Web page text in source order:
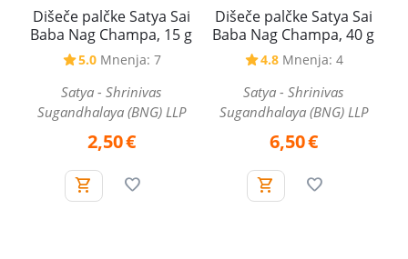
Dišeče palčke Satya Sai
Baba Nag Champa, 15 g
5.0 Mnenja: 7
Satya - Shrinivas
Sugandhalaya (BNG) LLP
2,50€
Dišeče palčke Satya Sai
Baba Nag Champa, 40 g
4.8 Mnenja: 4
Satya - Shrinivas
Sugandhalaya (BNG) LLP
6,50€